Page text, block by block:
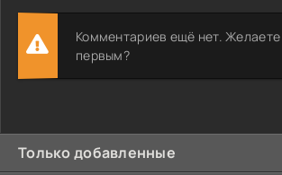
Комментариев ещё нет. Желаете
первым?
Только добавленные